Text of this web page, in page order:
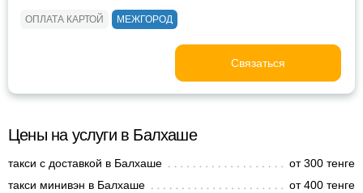
ОПЛАТА КАРТОЙ МЕЖГОРОД
Связаться
Цены на услуги в Балхаше
такси с доставкой в Балхаше
от 300 тенге
такси минивэн в Балхаше
от 400 тенге